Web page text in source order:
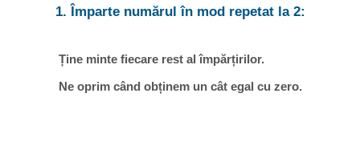
1. Împarte numărul în mod repetat la 2:
Ține minte fiecare rest al împărțirilor.
Ne oprim când obținem un cât egal cu zero.